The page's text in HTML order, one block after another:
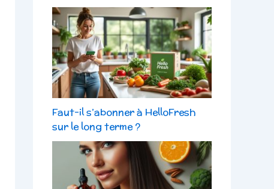
Faut-il s’abonner à HelloFresh
sur le long terme ?